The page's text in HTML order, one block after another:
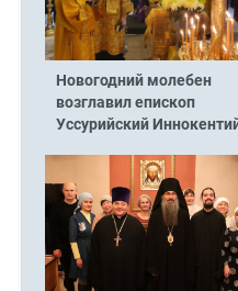
Новогодний молебен
возглавил епископ
Уссурийский